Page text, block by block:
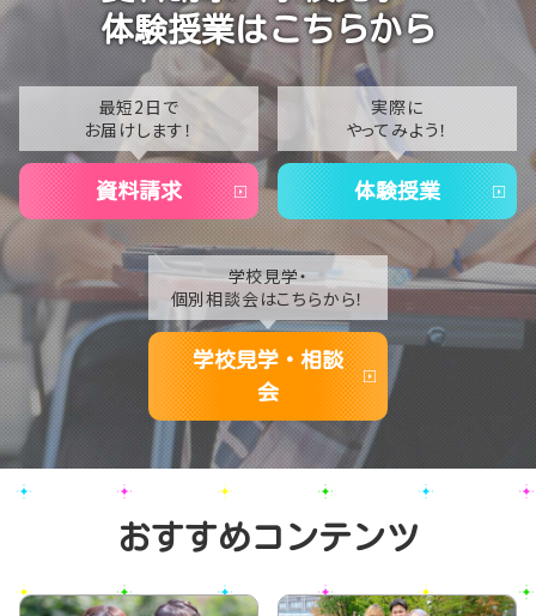
2023
2021
2020
体験授業はこちらから
最短2日で
お届けします！
資料請求
実際に
やってみよう！
体験授業
学校見学・
個別相談会はこちらから！
学校見学・相談
会
おすすめコンテンツ